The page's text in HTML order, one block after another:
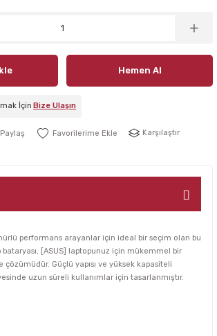
Hemen Al
İçin Bize Ulaşın
Paylaş Karşılaştır
performans arayanlar için ideal bir seçim olan bu
[ASUS] laptopunuz için mükemmel bir
Güçlü yapısı ve yüksek kapasiteli
uzun süreli kullanımlar için tasarlanmıştır.